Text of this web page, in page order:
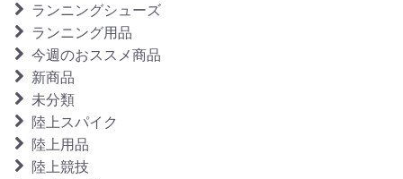
ランニングシューズ
ランニング用品
今週のおススメ商品
新商品
未分類
陸上スパイク
陸上用品
陸上競技